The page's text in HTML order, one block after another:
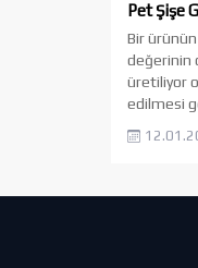
Pet Şişe
Bir
değerinin
üretiliyor
edilmesi
açıdan bir